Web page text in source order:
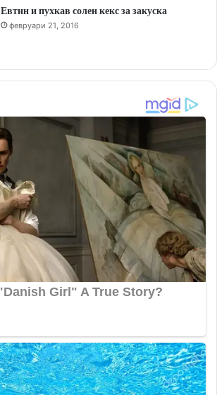
Евтин и пухкав солен кекс за закуска
февруари 21, 2016